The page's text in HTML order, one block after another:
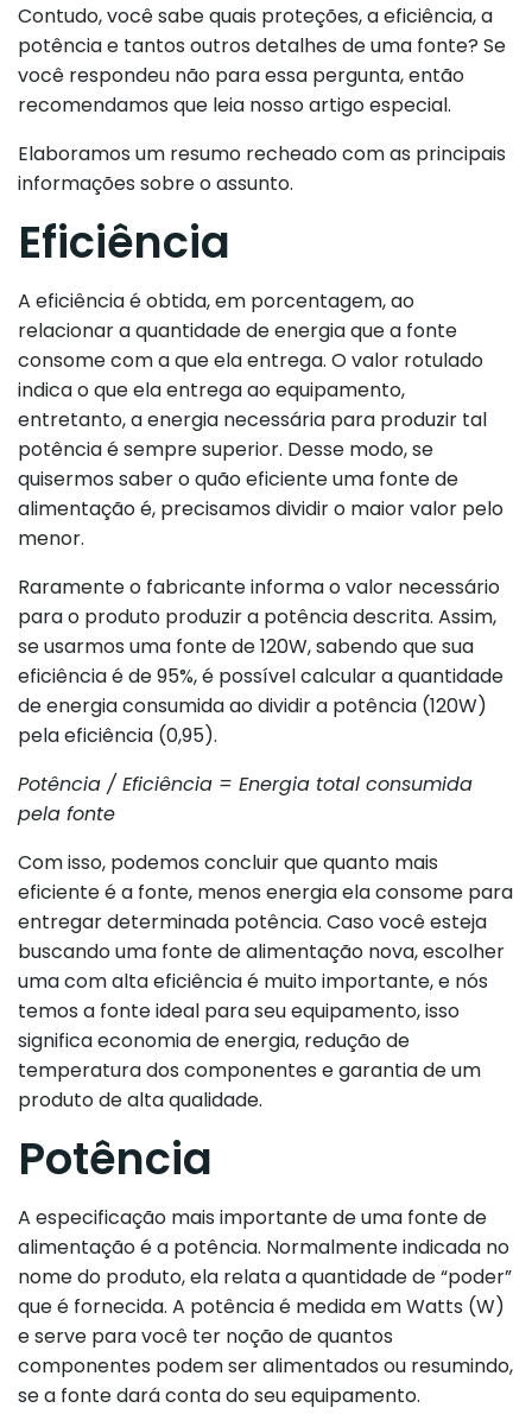
Contudo, você sabe quais proteções, a eficiência, a
potência e tantos outros detalhes de uma fonte? Se
você respondeu não para essa pergunta, então
recomendamos que leia nosso artigo especial.
Elaboramos um resumo recheado com as principais
informações sobre o assunto.
Eficiência
A eficiência é obtida, em porcentagem, ao
relacionar a quantidade de energia que a fonte
consome com a que ela entrega. O valor rotulado
indica o que ela entrega ao equipamento,
entretanto, a energia necessária para produzir tal
potência é sempre superior. Desse modo, se
quisermos saber o quão eficiente uma fonte de
alimentação é, precisamos dividir o maior valor pelo
menor.
Raramente o fabricante informa o valor necessário
para o produto produzir a potência descrita. Assim,
se usarmos uma fonte de 120W, sabendo que sua
eficiência é de 95%, é possível calcular a quantidade
de energia consumida ao dividir a potência (120W)
pela eficiência (0,95).
Potência / Eficiência = Energia total consumida
pela fonte
Com isso, podemos concluir que quanto mais
eficiente é a fonte, menos energia ela consome para
entregar determinada potência. Caso você esteja
buscando uma fonte de alimentação nova, escolher
uma com alta eficiência é muito importante, e nós
temos a fonte ideal para seu equipamento, isso
significa economia de energia, redução de
temperatura dos componentes e garantia de um
produto de alta qualidade.
Potência
A especificação mais importante de uma fonte de
alimentação é a potência. Normalmente indicada no
nome do produto, ela relata a quantidade de “poder”
que é fornecida. A potência é medida em Watts (W)
e serve para você ter noção de quantos
componentes podem ser alimentados ou resumindo,
se a fonte dará conta do seu equipamento.